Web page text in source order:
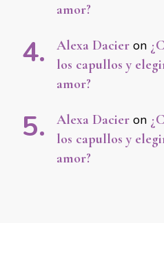
amor?
Alexa Dacier on
los capullos y
amor?
Alexa Dacier on
los capullos y
amor?